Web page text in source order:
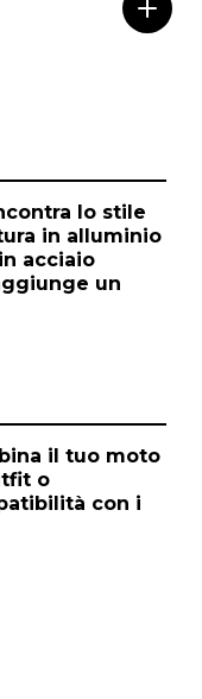
lo stile
in alluminio
acciaio
un
il tuo moto
o
con i